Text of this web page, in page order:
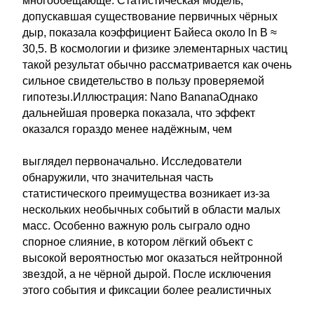
допускавшая существование первичных чёрных
дыр, показала коэффициент Байеса около ln B ≈
30,5. В космологии и физике элементарных частиц
такой результат обычно рассматривается как очень
сильное свидетельство в пользу проверяемой
гипотезы.Иллюстрация: Nano BananaОднако
дальнейшая проверка показала, что эффект
оказался гораздо менее надёжным, чем
выглядел первоначально. Исследователи
обнаружили, что значительная часть
статистического преимущества возникает из-за
нескольких необычных событий в области малых
масс. Особенно важную роль сыграло одно
спорное слияние, в котором лёгкий объект с
высокой вероятностью мог оказаться нейтронной
звездой, а не чёрной дырой. После исключения
этого события и фиксации более реалистичных